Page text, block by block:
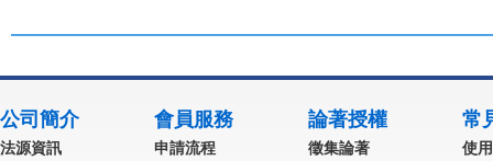
公司簡介
法源資訊
會員服務
申請流程
論著授權
徵集論著
常
使